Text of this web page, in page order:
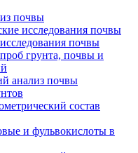
почвы
исследования почвы
почвы
грунта, почвы и
анализ почвы
состав
и фульвокислоты в